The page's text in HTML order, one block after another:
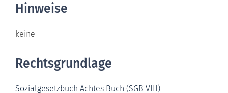
Hinweise
keine
Rechtsgrundlage
Sozialgesetzbuch Achtes Buch (SGB VIII)